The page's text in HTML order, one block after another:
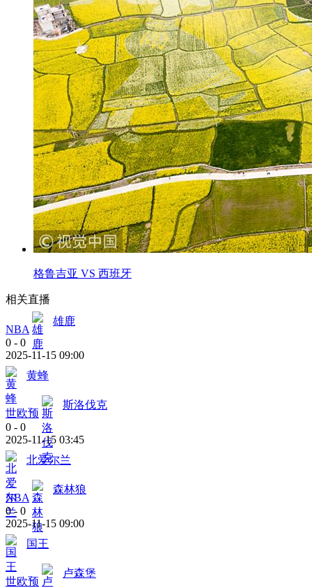
格鲁吉亚 VS 西班牙
相关直播
NBA
雄鹿
0 - 0
2025-11-15 09:00
黄蜂
世欧预
斯洛伐克
0 - 0
2025-11-15 03:45
北爱尔兰
NBA
森林狼
0 - 0
2025-11-15 09:00
国王
世欧预
卢森堡